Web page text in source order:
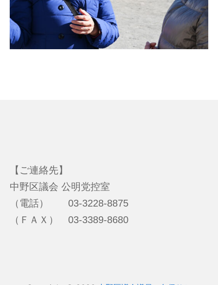
【ご連絡先】
中野区議会 公明党控室
（電話） 03-3228-8875
（ＦＡＸ） 03-3389-8680